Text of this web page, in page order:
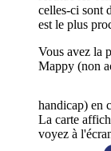
celles-ci sont
est le plus
Vous avez la
Mappy (non
handicap) en
La carte
voyez à